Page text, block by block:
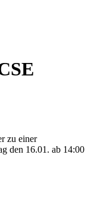
zu einer
den 16.01. ab 14:00